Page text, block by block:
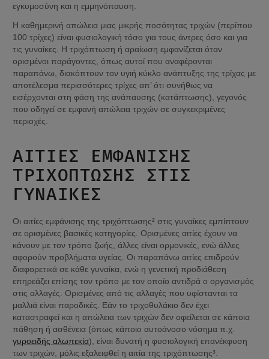
εγκυμοσύνη και η εμμηνόπαυση.
Η καθημερινή απώλεια μιας μικρής ποσότητας τριχών (περίπου
100 τρίχες) είναι φυσιολογική τόσο για τους άντρες όσο και για
τις γυναίκες. Η τριχόπτωση ή αραίωση εμφανίζεται όταν
ορισμένοι παράγοντες, όπως αυτοί που αναφέρονται
παραπάνω, διακόπτουν τον υγιή κύκλο ανάπτυξης της τρίχας με
αποτέλεσμα περισσότερες τρίχες απ’ ότι συνήθως να
εισέρχονται στη φάση της ανάπαυσης (κατάπτωσης), γεγονός
που οδηγεί σε εμφανή απώλεια τριχών σε συγκεκριμένες
περιοχές.
ΑΙΤΊΕΣ ΕΜΦΆΝΙΣΗΣ
ΤΡΙΧΌΠΤΩΣΗΣ ΣΤΙΣ
ΓΥΝΑΊΚΕΣ
Οι αιτίες εμφάνισης της τριχόπτωσης² στις γυναίκες εμπίπτουν
σε ορισμένες βασικές κατηγορίες. Ορισμένες αιτίες έχουν να
κάνουν με τον τρόπο ζωής, άλλες είναι ορμονικές, ενώ άλλες
αφορούν προβλήματα υγείας. Οι παραπάνω αιτίες επιδρούν
διαφορετικά σε κάθε γυναίκα, ενώ η γενετική προδιάθεση
επηρεάζει επίσης τον τρόπο με τον οποίο αντιδρά ο οργανισμός
στις αλλαγές. Ορισμένες από τις αλλαγές που υφίστανται τα
μαλλιά είναι παροδικές. Εάν το τριχοθυλάκιο δεν έχει
καταστραφεί και η απώλεια των τριχών δεν οφείλεται σε κάποια
γυροειδής αλωπεκία), είναι δυνατή η φυσιολογική επανέκφυση
των τριχών, μόλις εξαλειφθεί η αιτία της τριχόπτωσης³.